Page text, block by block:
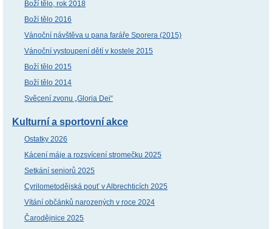
Boží tělo, rok 2018
Boží tělo 2016
Vánoční návštěva u pana faráře Sporera (2015)
Vánoční vystoupení dětí v kostele 2015
Boží tělo 2015
Boží tělo 2014
Svěcení zvonu „Gloria Dei“
Kulturní a sportovní akce
Ostatky 2026
Kácení máje a rozsvícení stromečku 2025
Setkání seniorů 2025
Cyrilometodějská pouť v Albrechticích 2025
Vítání občánků narozených v roce 2024
Čarodějnice 2025